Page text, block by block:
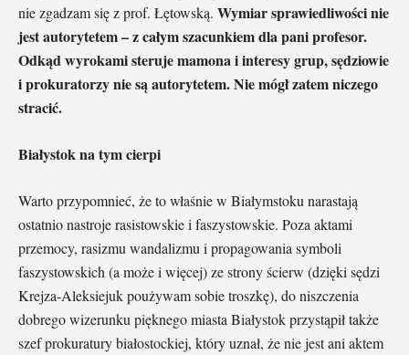
nie zgadzam się z prof. Łętowską. Wymiar sprawiedliwości nie
jest autorytetem – z całym szacunkiem dla pani profesor.
Odkąd wyrokami steruje mamona i interesy grup, sędziowie
i prokuratorzy nie są autorytetem. Nie mógł zatem niczego
stracić.
Białystok na tym cierpi
Warto przypomnieć, że to właśnie w Białymstoku narastają
ostatnio nastroje rasistowskie i faszystowskie. Poza aktami
przemocy, rasizmu wandalizmu i propagowania symboli
faszystowskich (a może i więcej) ze strony ścierw (dzięki sędzi
Krejza-Aleksiejuk poużywam sobie troszkę), do niszczenia
dobrego wizerunku pięknego miasta Białystok przystąpił także
szef prokuratury białostockiej, który uznał, że nie jest ani aktem